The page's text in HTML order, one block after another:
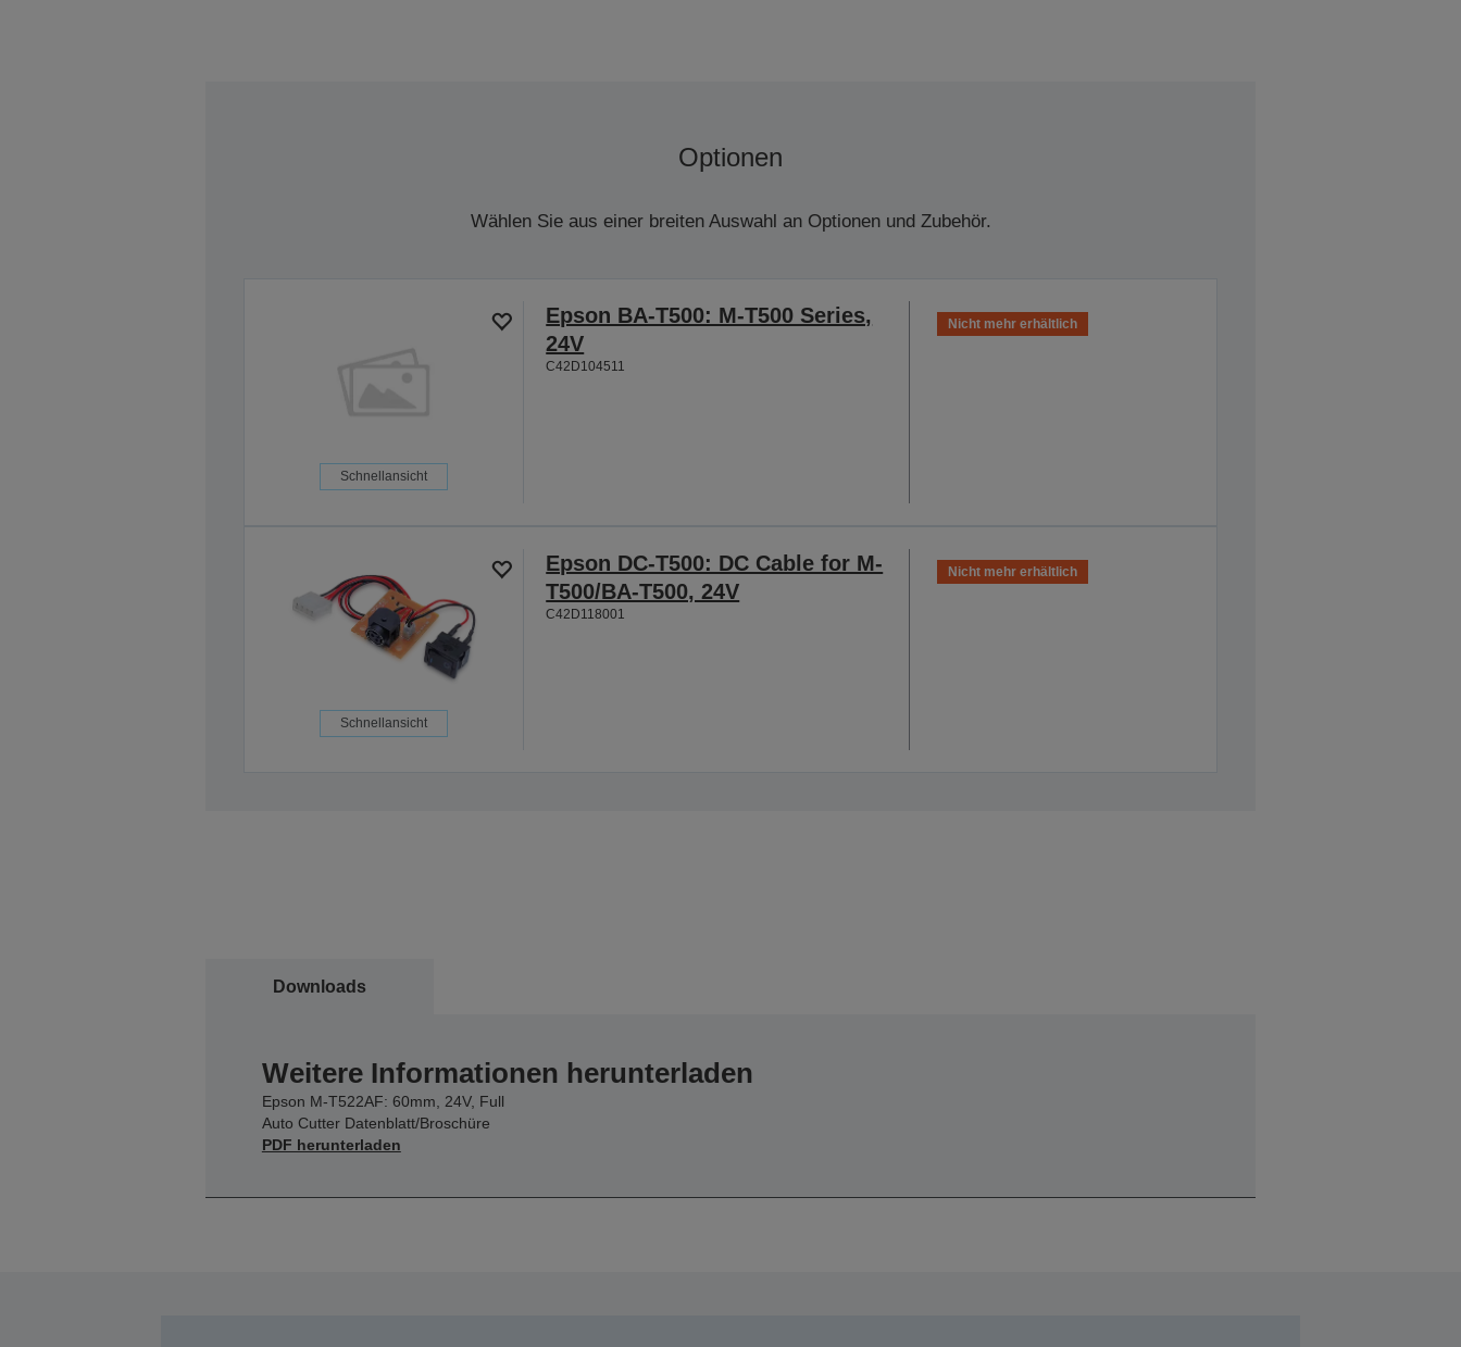
Optionen
Wählen Sie aus einer breiten Auswahl an Optionen und Zubehör.
Schnellansicht
Epson BA-T500: M-T500 Series,
24V
C42D104511
Nicht mehr erhältlich
Schnellansicht
Epson DC-T500: DC Cable for M-
T500/BA-T500, 24V
C42D118001
Nicht mehr erhältlich
Downloads
Weitere Informationen herunterladen
Epson M-T522AF: 60mm, 24V, Full
Auto Cutter Datenblatt/Broschüre
PDF herunterladen